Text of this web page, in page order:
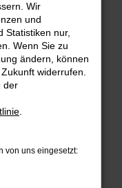
können:
deine
deine
Wir
und
Statistiken nur,
Wenn Sie zu
ändern, können
widerrufen.
der
von uns eingesetzt: